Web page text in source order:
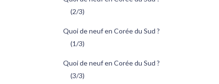
(2/3)
Quoi de neuf en Corée du Sud ?
(1/3)
Quoi de neuf en Corée du Sud ?
(3/3)